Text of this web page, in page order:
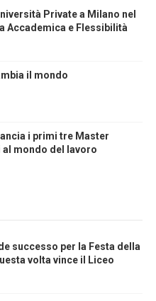
Private a Milano nel
Accademica e Flessibilità
il mondo
i primi tre Master
al mondo del lavoro
successo per la Festa della
volta vince il Liceo